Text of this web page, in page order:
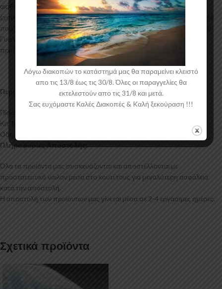
αισθητικής σε μηχανές θερμοδιαμόρφωσης τελευταίας τεχνολογίας
έχοντας άψογη εφαρμογή και εύκολη τοποθέτηση. Το υλικό πλαστικού
που χρησιμοποιείται για την δημιουργία προϊόντων έρχεται σε Μαύρο
Γυαλιστερό χρώμα και με αντιχαρακτική επιφάνεια. Συνοδεύεται από
προστατευτική μεμβράνη όπου αφαιρείται πριν την τοποθέτηση.
Περιεχόμενα Συσκευασίας:
Πίσω Διαχύτης Alfa Romeo Giulietta (Single Exhaust)
Κιτ Τοποθέτησης
Οδηγίες Τοποθέτησης
Πληροφορίες Αποστολής:
Όλα τα προϊόντα μας συσκευάζονται και αποστέλλονται με
προστατευτικό νάιλον μέσα στο κουτί τους για μεγαλύτερη ασφάλεια
κατά την αποστολή.
Η αποστολή των προϊόντων μας γίνεται μέσα σε 2-4 εργάσιμες ημέρες.
Σχετικά προϊόντα
Λόγω διακοπών το κατάστημά μας θα παραμείνει κλειστό
απο τις 13/8 έως τις 30/8. Όλες οι παραγγελίες θα
εκτελεστούν απο τις 31/8 και μετά.
Σας ευχόμαστε Καλές Διακοπές & Kαλή ξεκούραση !!!